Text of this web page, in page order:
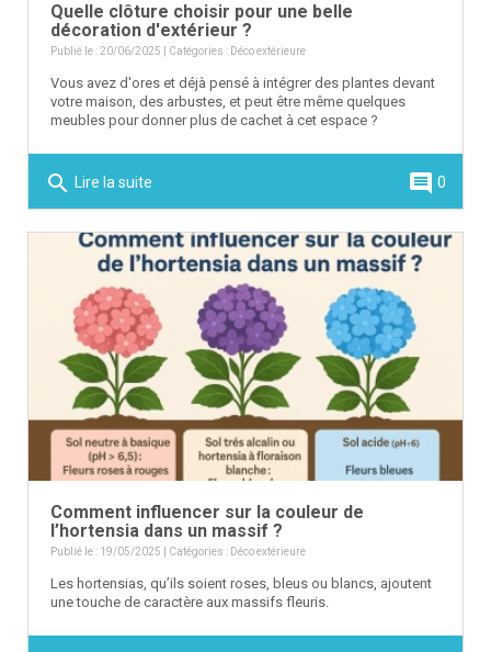
Quelle clôture choisir pour une belle
décoration d'extérieur ?
Publié le : 20/06/2025 | Catégories : Déco extérieure
Vous avez d'ores et déjà pensé à intégrer des plantes devant
votre maison, des arbustes, et peut être même quelques
meubles pour donner plus de cachet à cet espace ?
search Lire la suite comment 0
Comment influencer sur la couleur de
l’hortensia dans un massif ?
Publié le : 19/05/2025 | Catégories : Déco extérieure
Les hortensias, qu’ils soient roses, bleus ou blancs, ajoutent
une touche de caractère aux massifs fleuris.